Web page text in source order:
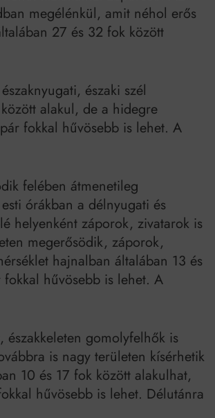
megélénkül, amit néhol erős
27 és 32 fok között
északi szél
alakul, de a hidegre
fokkal hűvösebb is lehet. A
felében átmenetileg
órákban a délnyugati és
helyenként záporok, zivatarok is
megerősödik, záporok,
hajnalban általában 13 és
hűvösebb is lehet. A
gomolyfelhők is
is nagy területen kísérhetik
10 és 17 fok között alakulhat,
hűvösebb is lehet. Délutánra